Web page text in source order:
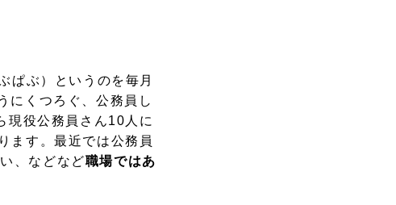
ぱぶ）というのを毎月
にくつろぐ、公務員し
現役公務員さん10人に
ます。最近では公務員
、などなど職場ではあ